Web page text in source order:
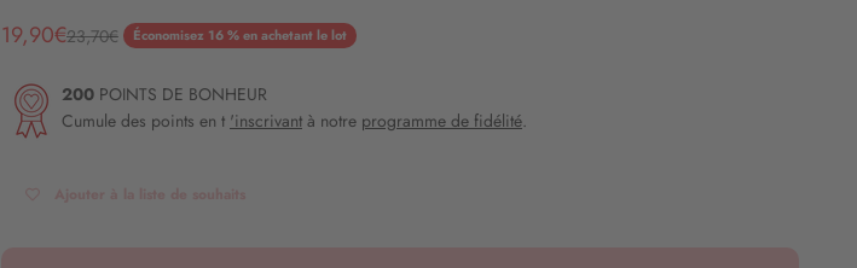
Angebot
19,90€Regulärer Preis
23,70€ Économisez 16 % en achetant le lot
200 POINTS DE BONHEUR
Cumule des points en t 'inscrivant à notre programme de fidélité.